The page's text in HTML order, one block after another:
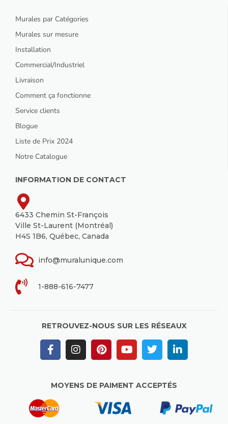
Murales par Catégories
Murales sur mesure
Installation
Commercial/Industriel
Livraison
Comment ça fonctionne
Service clients
Blogue
Liste de Prix 2024
Notre Catalogue
INFORMATION DE CONTACT
6433 Chemin St-François
Ville St-Laurent (Montréal)
H4S 1B6, Québec, Canada
info@muralunique.com
1-888-616-7477
RETROUVEZ-NOUS SUR LES RÉSEAUX
MOYENS DE PAIMENT ACCEPTÉS